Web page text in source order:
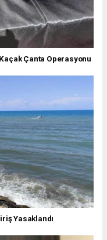
Çanta Operasyonu
Yasaklandı